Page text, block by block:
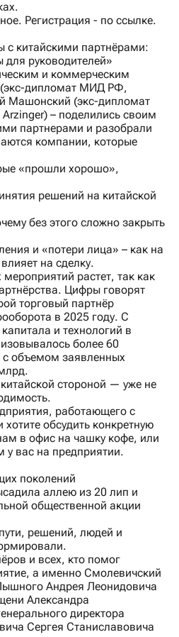
Регистрация - по ссылке.
с китайскими партнёрами:
для руководителей»
и коммерческим
дипломат МИД РФ,
Машонский (экс-дипломат
– поделились своим
партнерами и разобрали
компании, которые
«прошли хорошо»,
решений на китайской
без этого сложно закрыть
и «потери лица» – как на
на сделку.
растет, так как
Цифры говорят
торговый партнёр
в 2025 году. С
и технологий в
более 60
с объемом заявленных
стороной — уже не
работающего с
обсудить конкретную
в офис на чашку кофе, или
у вас на предприятии.
поколений
аллею из 20 лип и
общественной акции
решений, людей и
и всех, кто помог
а именно Смолевичский
Андрея Леонидовича
Александра
директора
Сергея Станиславовича